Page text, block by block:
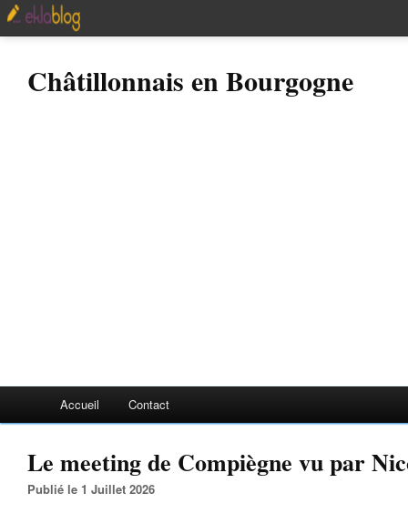
Châtillonnais en Bourgogne
Accueil Contact
Le meeting de Compiègne vu par
Publié le 1 Juillet 2026